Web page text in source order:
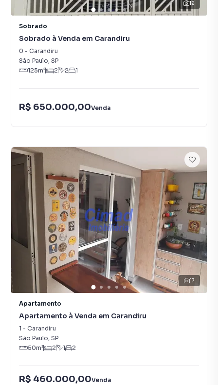
12
Sobrado
Sobrado à Venda em Carandiru
0 - Carandiru
São Paulo, SP
125m² 2 2 1
R$ 650.000,00Venda
17
Apartamento
Apartamento à Venda em Carandiru
1 - Carandiru
São Paulo, SP
50m² 2 1 2
R$ 460.000,00Venda